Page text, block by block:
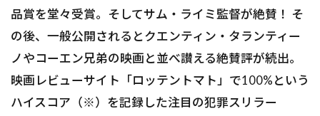
品賞を堂々受賞。そしてサム・ライミ監督が絶賛！ そ
の後、一般公開されるとクエンティン・タランティー
ノやコーエン兄弟の映画と並べ讃える絶賛評が続出。
映画レビューサイト「ロッテントマト」で100%という
ハイスコア（※）を記録した注目の犯罪スリラー